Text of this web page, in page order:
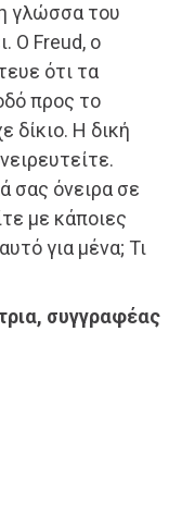
γλώσσα του
Ο Freud, ο
ότι τα
προς το
δίκιο. Η δική
σας όνειρα σε
με κάποιες
για μένα; Τι
συγγραφέας